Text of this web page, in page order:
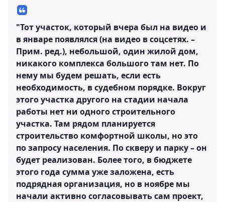
"Тот участок, который вчера был на видео и
в январе появлялся (на видео в соцсетях. –
Прим. ред.), небольшой, один жилой дом,
никакого комплекса большого там нет. По
нему мы будем решать, если есть
необходимость, в судебном порядке. Вокруг
этого участка другого на стадии начала
работы нет ни одного строительного
участка. Там рядом планируется
строительство комфортной школы, но это
по запросу населения. По скверу и парку – он
будет реализован. Более того, в бюджете
этого года сумма уже заложена, есть
подрядная организация, но в ноябре мы
начали активно согласовывать сам проект,